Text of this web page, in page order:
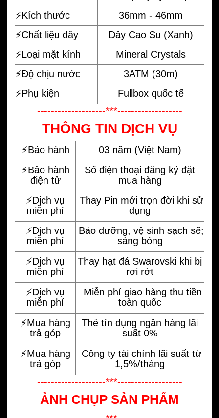
⚡️Kích thước
36mm - 46mm
⚡️Chất liệu dây
Dây Cao Su (Xanh)
⚡️Loại mặt kính
Mineral Crystals
⚡️Độ chịu nước
3ATM (30m)
⚡️Phụ kiện
Fullbox quốc tế
--------------------***-------------------
THÔNG TIN DỊCH VỤ
⚡️Bảo hành
03 năm (Việt Nam)
⚡️Bảo hành
điện tử
Số điện thoại đăng ký đặt
mua hàng
⚡️Dịch vụ
miễn phí
Thay Pin mới trọn đời khi sử
dụng
⚡️Dịch vụ
miễn phí
Bảo dưỡng, vệ sinh sạch sẽ;
sáng bóng
⚡️Dịch vụ
miễn phí
Thay hạt đá Swarovski khi bị
rơi rớt
⚡️Dịch vụ
miễn phí
Miễn phí giao hàng thu tiền
toàn quốc
⚡️Mua hàng
trả góp
Thẻ tín dụng ngân hàng lãi
suất 0%
⚡️Mua hàng
trả góp
Công ty tài chính lãi suất từ
1,5%/tháng
--------------------***-------------------
ẢNH CHỤP SẢN PHẨM